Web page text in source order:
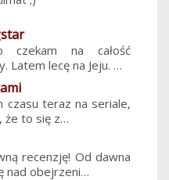
czekam na całość
Latem lecę na Jeju. …
czasu teraz na seriale,
że to się z…
recenzję! Od dawna
nad obejrzeni…